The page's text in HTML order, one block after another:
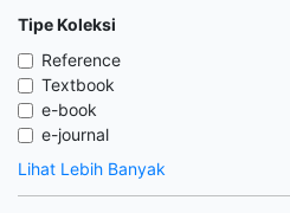
Tipe Koleksi
Reference
Textbook
e-book
e-journal
Lihat Lebih Banyak